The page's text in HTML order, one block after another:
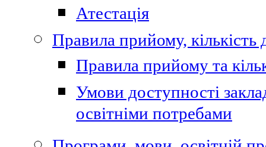
Атестація
Правила прийому, кількість
Правила прийому та
Умови доступності
освітніми потребами